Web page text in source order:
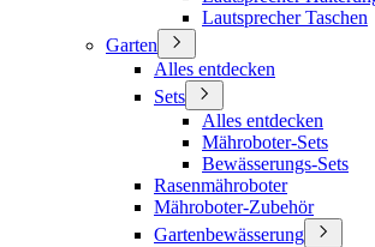
Lautsprecher Taschen
Garten
Alles entdecken
Sets
Alles entdecken
Mähroboter-Sets
Bewässerungs-Sets
Rasenmähroboter
Mähroboter-Zubehör
Gartenbewässerung